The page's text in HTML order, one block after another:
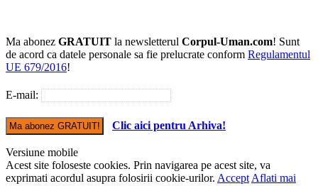
Ma abonez GRATUIT la newsletterul Corpul-Uman.com! Sunt
de acord ca datele personale sa fie prelucrate conform Regulamentul
UE 679/2016!
E-mail:
Clic aici pentru Arhiva!
Versiune mobile
Acest site foloseste cookies. Prin navigarea pe acest site, va
exprimati acordul asupra folosirii cookie-urilor. Accept Aflati mai